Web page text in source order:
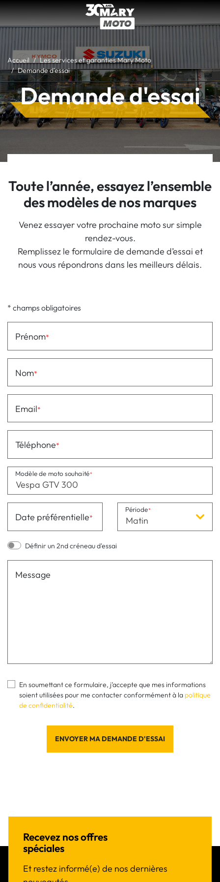
Accueil
Les services et garanties Mary Moto
Demande d'essai
Demande d'essai
Toute l’année, essayez l’ensemble
des modèles de nos marques
Venez essayer votre prochaine moto sur simple
rendez-vous.
Remplissez le formulaire de demande d’essai et
nous vous répondrons dans les meilleurs délais.
* champs obligatoires
Prénom
Nom
Email
Téléphone
Modèle de moto souhaité
Date préférentielle Matin
Période
Définir un 2nd créneau d'essai
Message
En soumettant ce formulaire, j’accepte que mes informations
soient utilisées pour me contacter conformément à la politique
de confidentialité.
ENVOYER MA DEMANDE D'ESSAI
Recevez nos offres
spéciales
Et restez informé(e) de nos dernières